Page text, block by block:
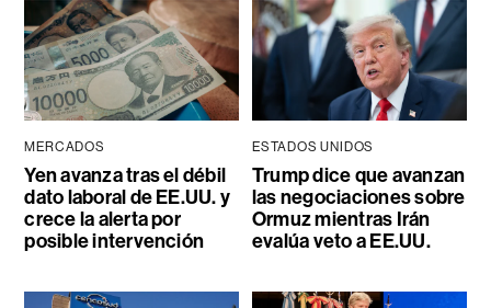
MERCADOS
Yen avanza tras el débil
dato laboral de EE.UU. y
crece la alerta por
posible intervención
ESTADOS UNIDOS
Trump dice que avanzan
las negociaciones sobre
Ormuz mientras Irán
evalúa veto a EE.UU.